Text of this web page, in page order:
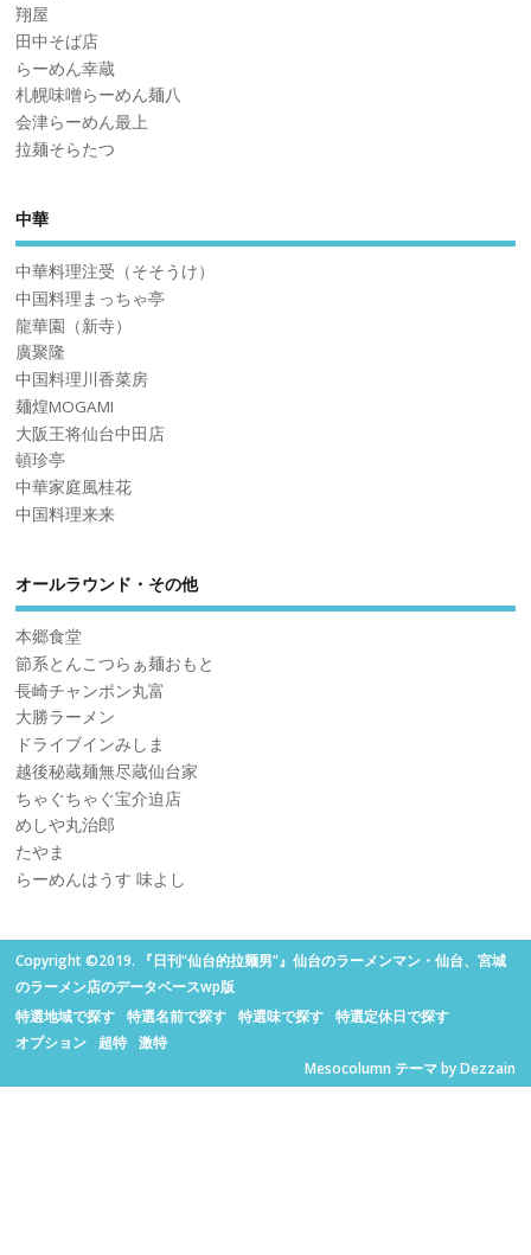
翔屋
田中そば店
らーめん幸蔵
札幌味噌らーめん麺八
会津らーめん最上
拉麺そらたつ
中華
中華料理注受（そそうけ）
中国料理まっちゃ亭
龍華園（新寺）
廣聚隆
中国料理川香菜房
麺煌MOGAMI
大阪王将仙台中田店
頓珍亭
中華家庭風桂花
中国料理来来
オールラウンド・その他
本郷食堂
節系とんこつらぁ麺おもと
長崎チャンポン丸富
大勝ラーメン
ドライブインみしま
越後秘蔵麺無尽蔵仙台家
ちゃぐちゃぐ宝介迫店
めしや丸治郎
たやま
らーめんはうす 味よし
Copyright ©2019. 『日刊“仙台的拉麺男”』仙台のラーメンマン・仙台、宮城
のラーメン店のデータベースwp版
特選地域で探す
特選名前で探す 特選味で探す
特選定休日で探す
オプション
超特 激特
Mesocolumn テーマ by Dezzain